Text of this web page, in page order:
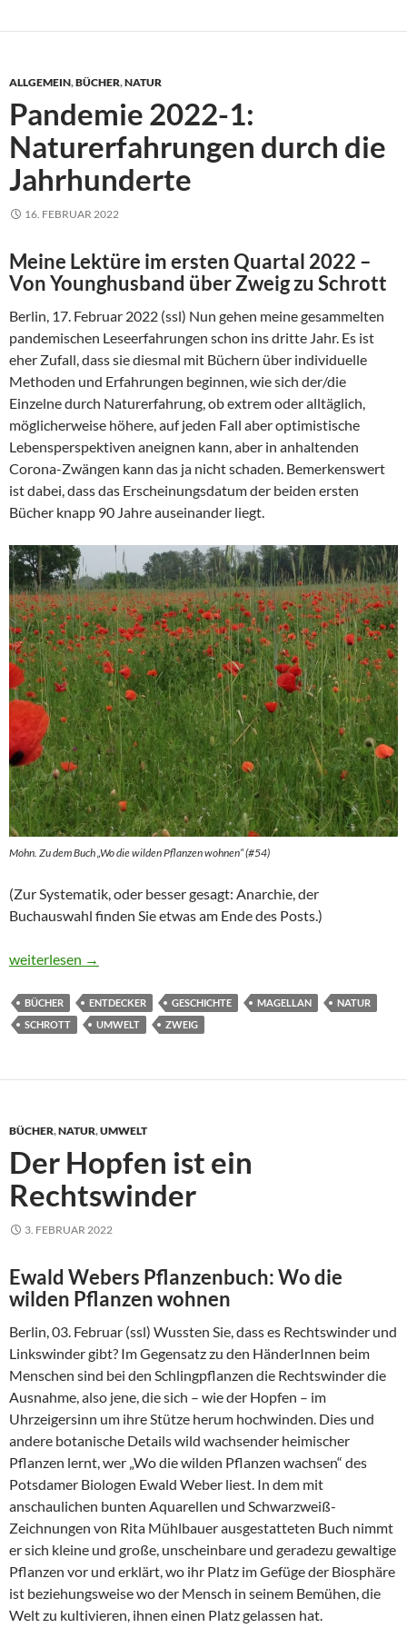
ALLGEMEIN,BÜCHER,NATUR
Pandemie 2022-1:
Naturerfahrungen durch die
Jahrhunderte
16. FEBRUAR 2022
Meine Lektüre im ersten Quartal 2022 –
Von Younghusband über Zweig zu Schrott
Berlin, 17. Februar 2022 (ssl) Nun gehen meine gesammelten
pandemischen Leseerfahrungen schon ins dritte Jahr. Es ist
eher Zufall, dass sie diesmal mit Büchern über individuelle
Methoden und Erfahrungen beginnen, wie sich der/die
Einzelne durch Naturerfahrung, ob extrem oder alltäglich,
möglicherweise höhere, auf jeden Fall aber optimistische
Lebensperspektiven aneignen kann, aber in anhaltenden
Corona-Zwängen kann das ja nicht schaden. Bemerkenswert
ist dabei, dass das Erscheinungsdatum der beiden ersten
Bücher knapp 90 Jahre auseinander liegt.
Mohn. Zu dem Buch „Wo die wilden Pflanzen wohnen“ (#54)
(Zur Systematik, oder besser gesagt: Anarchie, der
Buchauswahl finden Sie etwas am Ende des Posts.)
Pandemie 2022-1: Naturerfahrungen durch die Jahrhunderte
weiterlesen →
BÜCHER ENTDECKER GESCHICHTE MAGELLAN
NATUR
SCHROTT
UMWELT ZWEIG
BÜCHER,NATUR,UMWELT
Der Hopfen ist ein
Rechtswinder
3. FEBRUAR 2022
Ewald Webers Pflanzenbuch: Wo die
wilden Pflanzen wohnen
Berlin, 03. Februar (ssl) Wussten Sie, dass es Rechtswinder und
Linkswinder gibt? Im Gegensatz zu den HänderInnen beim
Menschen sind bei den Schlingpflanzen die Rechtswinder die
Ausnahme, also jene, die sich – wie der Hopfen – im
Uhrzeigersinn um ihre Stütze herum hochwinden. Dies und
andere botanische Details wild wachsender heimischer
Pflanzen lernt, wer „Wo die wilden Pflanzen wachsen“ des
Potsdamer Biologen Ewald Weber liest. In dem mit
anschaulichen bunten Aquarellen und Schwarzweiß-
Zeichnungen von Rita Mühlbauer ausgestatteten Buch nimmt
er sich kleine und große, unscheinbare und geradezu gewaltige
Pflanzen vor und erklärt, wo ihr Platz im Gefüge der Biosphäre
ist beziehungsweise wo der Mensch in seinem Bemühen, die
Welt zu kultivieren, ihnen einen Platz gelassen hat.